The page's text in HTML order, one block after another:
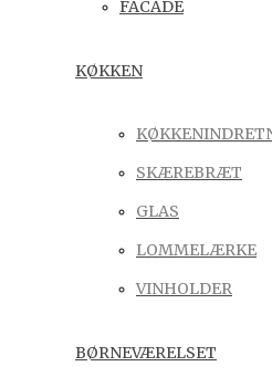
FACADE
KØKKEN
SKÆREBRÆT
GLAS
LOMMELÆRKE
VINHOLDER
BØRNEVÆRELSET